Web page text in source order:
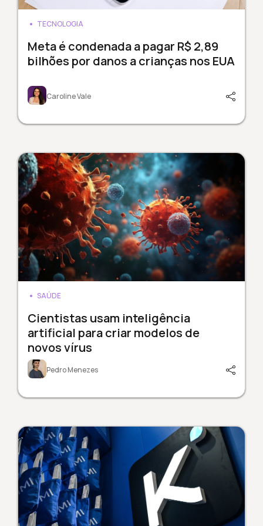
TECNOLOGIA
Meta é condenada a pagar R$ 2,89
bilhões por danos a crianças nos EUA
Caroline Vale
SAÚDE
Cientistas usam inteligência
artificial para criar modelos de
novos vírus
Pedro Menezes